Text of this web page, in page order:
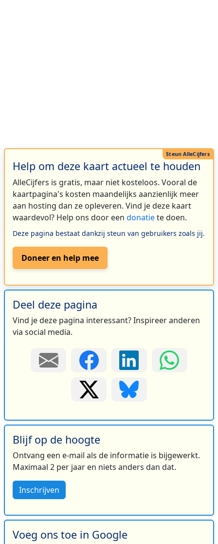
Help om deze kaart actueel te houden
AlleCijfers is gratis, maar niet kosteloos. Vooral de
kaartpagina's kosten maandelijks aanzienlijk meer
aan hosting dan ze opleveren. Vind je deze kaart
waardevol? Help ons door een donatiete doen.
Deze pagina bestaat dankzij steun van gebruikers zoals jij.
Doneer en help mee
Deel deze pagina
Vind je deze pagina interessant? Inspireer anderen
via social media.
Blijf op de hoogte
Ontvang een e-mail als de informatie is bijgewerkt.
Maximaal 2 per jaar en niets anders dan dat.
Inschrijven
Voeg ons toe in Google